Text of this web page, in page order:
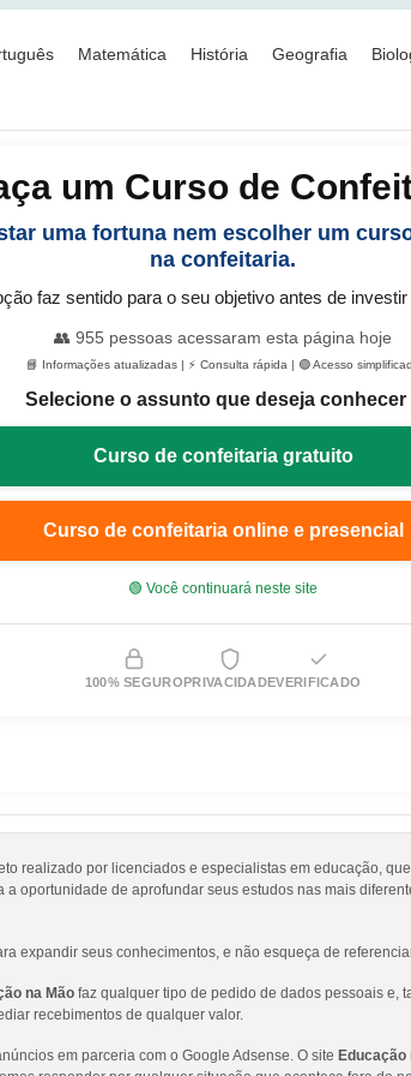
Matemática História Geografia
um Curso de
uma fortuna nem escolher um
na confeitaria.
faz sentido para o seu objetivo antes de
👥 955 pessoas acessaram esta página hoje
📘 Informações atualizadas | ⚡ Consulta rápida | 🟢 Acesso
Selecione o assunto que deseja conhecer
Curso de confeitaria gratuito
Curso de confeitaria online e presencial
🟢 Você continuará neste site
100% SEGUROPRIVACIDADEVERIFICADO
realizado por licenciados e especialistas em educação,
a oportunidade de aprofundar seus estudos nas mais
expandir seus conhecimentos, e não esqueça de
na Mão faz qualquer tipo de pedido de dados pessoais e,
recebimentos de qualquer valor.
em parceria com o Google Adsense. O site Educação